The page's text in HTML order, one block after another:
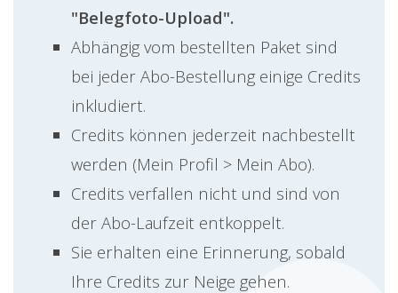
"Belegfoto-Upload".
Abhängig vom bestellten Paket sind
bei jeder Abo-Bestellung einige Credits
inkludiert.
Credits können jederzeit nachbestellt
werden (Mein Profil > Mein Abo).
Credits verfallen nicht und sind von
der Abo-Laufzeit entkoppelt.
Sie erhalten eine Erinnerung, sobald
Ihre Credits zur Neige gehen.